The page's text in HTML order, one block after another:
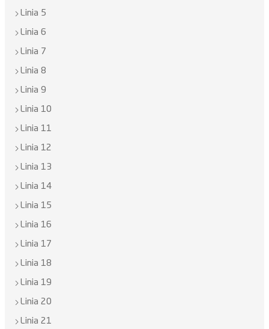
Linia 5
Linia 6
Linia 7
Linia 8
Linia 9
Linia 10
Linia 11
Linia 12
Linia 13
Linia 14
Linia 15
Linia 16
Linia 17
Linia 18
Linia 19
Linia 20
Linia 21